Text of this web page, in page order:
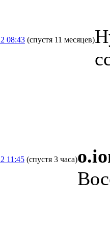
08:43 (спустя 11 месяцев)
11:45 (спустя 3 часа)